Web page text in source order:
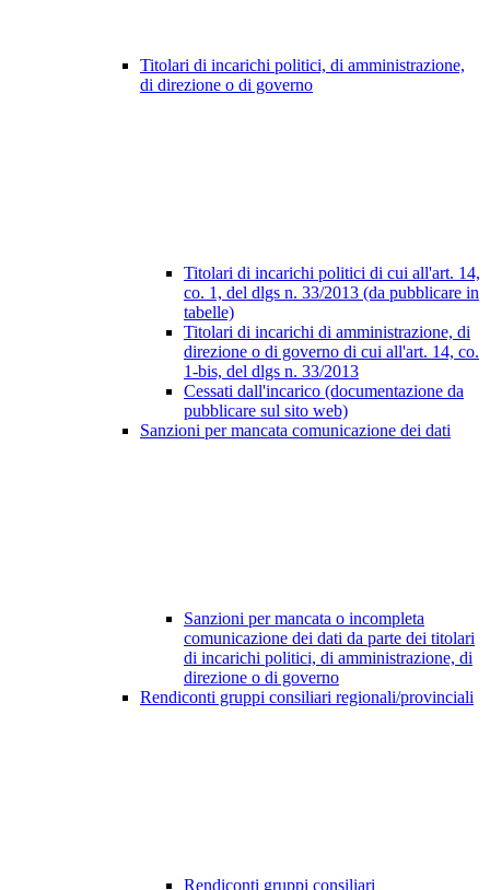
Titolari di incarichi politici, di amministrazione,
di direzione o di governo
Titolari di incarichi politici di cui all'art. 14,
co. 1, del dlgs n. 33/2013 (da pubblicare in
tabelle)
Titolari di incarichi di amministrazione, di
direzione o di governo di cui all'art. 14, co.
1-bis, del dlgs n. 33/2013
Cessati dall'incarico (documentazione da
pubblicare sul sito web)
Sanzioni per mancata comunicazione dei dati
Sanzioni per mancata o incompleta
comunicazione dei dati da parte dei titolari
di incarichi politici, di amministrazione, di
direzione o di governo
Rendiconti gruppi consiliari regionali/provinciali
Rendiconti gruppi consiliari